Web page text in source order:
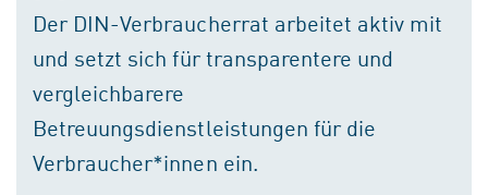
Der DIN-Verbraucherrat arbeitet aktiv mit
und setzt sich für transparentere und
vergleichbarere
Betreuungsdienstleistungen für die
Verbraucher*innen ein.